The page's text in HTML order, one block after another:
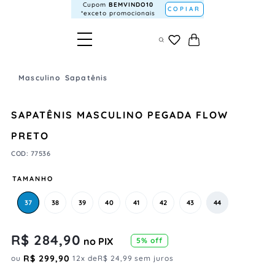
Cupom BEMVINDO10
*exceto promocionais
COPIAR
Masculino Sapatênis
SAPATÊNIS MASCULINO PEGADA FLOW
PRETO
COD: 77536
TAMANHO
37 38 39 40 41 42 43 44
R$ 284,90 no PIX 5% off
ou R$ 299,90 12x deR$ 24,99 sem juros